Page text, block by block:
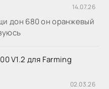
14.07.26
дон 680 он оранжевый
V1.2 для Farming
02.03.26